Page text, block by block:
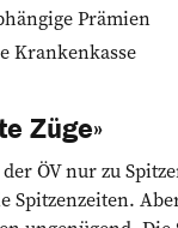
Prämien
Krankenkasse
Züge»
ÖV nur zu
Spitzenzeiten.